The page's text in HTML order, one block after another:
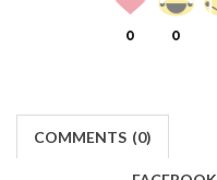
0 0
COMMENTS (0)